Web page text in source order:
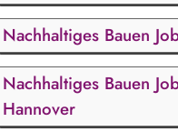
Nachhaltiges Bauen
Nachhaltiges Bauen
Hannover